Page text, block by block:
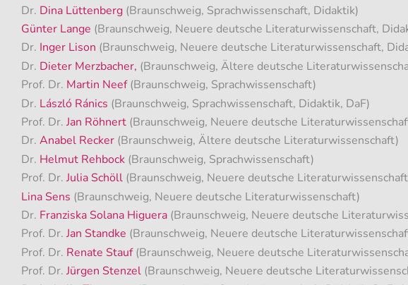
Dr. Dina Lüttenberg (Braunschweig, Sprachwissenschaft, Didaktik)
Günter Lange (Braunschweig, Neuere deutsche Literaturwissenschaft,
Dr. Inger Lison (Braunschweig, Neuere deutsche Literaturwissenschaft,
Dr. Dieter Merzbacher, (Braunschweig, Ältere deutsche
Prof. Dr. Martin Neef(Braunschweig, Sprachwissenschaft)
Dr. László Ránics (Braunschweig, Sprachwissenschaft, Didaktik, DaF)
Prof. Dr. Jan Röhnert (Braunschweig, Neuere deutsche
Dr. Anabel Recker (Braunschweig, Ältere deutsche Literaturwissenschaft)
Dr. Helmut Rehbock (Braunschweig, Sprachwissenschaft)
Prof. Dr. Julia Schöll (Braunschweig, Neuere deutsche
Lina Sens (Braunschweig, Neuere deutsche Literaturwissenschaft)
Dr. Franziska Solana Higuera (Braunschweig, Neuere deutsche
Prof. Dr. Jan Standke (Braunschweig, Neuere deutsche
Prof. Dr. Renate Stauf(Braunschweig, Neuere deutsche
Prof. Dr. Jürgen Stenzel (Braunschweig, Neuere deutsche